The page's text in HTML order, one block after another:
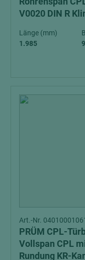
V0020 DIN R
Länge (mm)
1.985
Art.-Nr.
PRÜM CPL-
Vollspan CPL
Rundung KR-